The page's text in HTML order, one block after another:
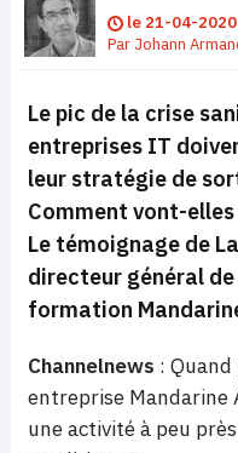
le 21-04-2020
Par Johann
Le pic de la crise
entreprises IT
leur stratégie de
Comment vont-
Le témoignage de
directeur général de
formation
Channelnews :
entreprise Mandarine
une activité à peu